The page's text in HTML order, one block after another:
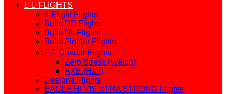
  FLIGHTS
8-Flight Flights
Bulls DE Flights
Bulls NL Flights
Bulls Fighter Flights
  Condor Flights
Zero Stress (Weich)
AXE (Hart)
Designa Flights
EAGLE HI VIS XTRA STRONG Flights